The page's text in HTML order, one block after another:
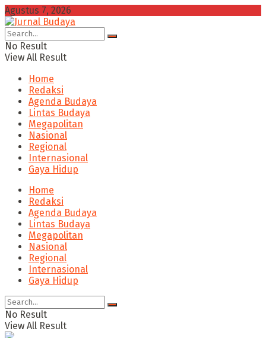
Agustus 7, 2026
No Result
View All Result
Home
Redaksi
Agenda Budaya
Lintas Budaya
Megapolitan
Nasional
Regional
Internasional
Gaya Hidup
Home
Redaksi
Agenda Budaya
Lintas Budaya
Megapolitan
Nasional
Regional
Internasional
Gaya Hidup
No Result
View All Result